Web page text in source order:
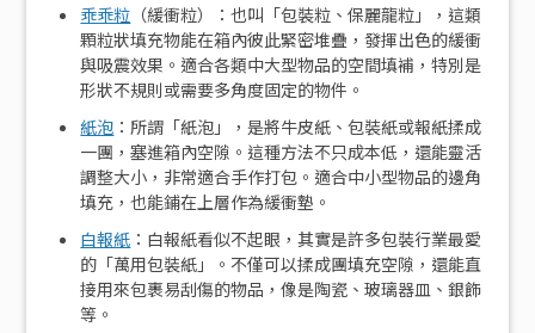
乖乖粒 （緩衝粒）：也叫「包裝粒、保麗龍粒」，這類
顆粒狀填充物能在箱內彼此緊密堆疊，發揮出色的緩衝
與吸震效果。適合各類中大型物品的空間填補，特別是
形狀不規則或需要多角度固定的物件。
紙泡 ：所謂「紙泡」，是將牛皮紙、包裝紙或報紙揉成
一團，塞進箱內空隙。這種方法不只成本低，還能靈活
調整大小，非常適合手作打包。適合中小型物品的邊角
填充，也能鋪在上層作為緩衝墊。
白報紙 ：白報紙看似不起眼，其實是許多包裝行業最愛
的「萬用包裝紙」。不僅可以揉成團填充空隙，還能直
接用來包裹易刮傷的物品，像是陶瓷、玻璃器皿、銀飾
等。